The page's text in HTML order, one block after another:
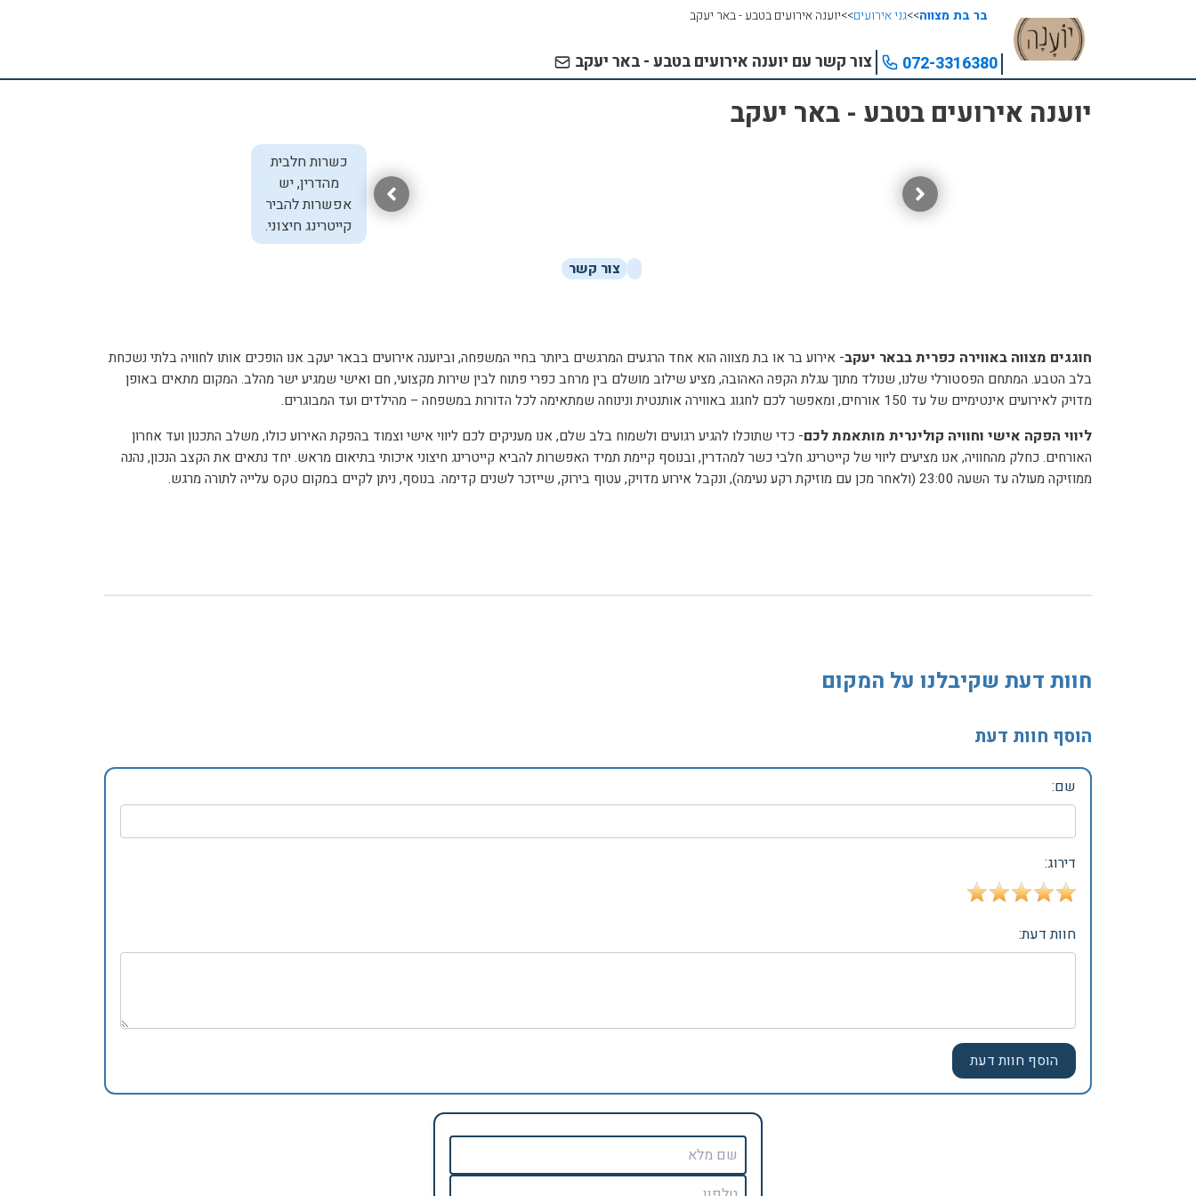
בר בת מצווה>>גני אירועים>>יוענה אירועים בטבע - באר יעקב
072-3316380 צור קשר עם יוענה אירועים בטבע - באר יעקב
יוענה אירועים בטבע - באר יעקב
כשרות חלבית
מהדרין, יש
אפשרות להביר
קייטרינג חיצוני.
צור קשר
חוגגים מצווה באווירה כפרית בבאר יעקב- אירוע בר או בת מצווה הוא אחד הרגעים המרגשים ביותר בחיי המשפחה, וביוענה אירועים בבאר יעקב אנו הופכים אותו לחוויה בלתי נשכחת
בלב הטבע. המתחם הפסטורלי שלנו, שנולד מתוך עגלת הקפה האהובה, מציע שילוב מושלם בין מרחב כפרי פתוח לבין שירות מקצועי, חם ואישי שמגיע ישר מהלב. המקום מתאים באופן
מדויק לאירועים אינטימיים של עד 150 אורחים, ומאפשר לכם לחגוג באווירה אותנטית ונינוחה שמתאימה לכל הדורות במשפחה – מהילדים ועד המבוגרים.
ליווי הפקה אישי וחוויה קולינרית מותאמת לכם- כדי שתוכלו להגיע רגועים ולשמוח בלב שלם, אנו מעניקים לכם ליווי אישי וצמוד בהפקת האירוע כולו, משלב התכנון ועד אחרון
האורחים. כחלק מהחוויה, אנו מציעים ליווי של קייטרינג חלבי כשר למהדרין, ובנוסף קיימת תמיד האפשרות להביא קייטרינג חיצוני איכותי בתיאום מראש. יחד נתאים את הקצב הנכון, נהנה
ממוזיקה מעולה עד השעה 23:00 (ולאחר מכן עם מוזיקת רקע נעימה), ונקבל אירוע מדויק, עטוף בירוק, שייזכר לשנים קדימה. בנוסף, ניתן לקיים במקום טקס עלייה לתורה מרגש.
חוות דעת שקיבלנו על המקום
הוסף חוות דעת
שם:
דירוג:
חוות דעת: